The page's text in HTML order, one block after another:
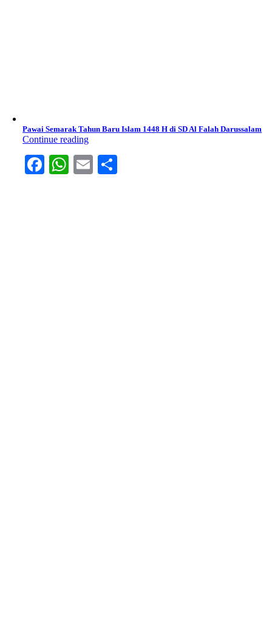
Pawai Semarak Tahun Baru Islam 1448 H di SD Al Falah Darussalam
Continue reading
Facebook
WhatsApp
Email